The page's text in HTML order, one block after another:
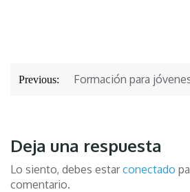
Navegación
Previous: Formación para
Deja una respuesta
Lo siento, debes estarconectado
comentario.